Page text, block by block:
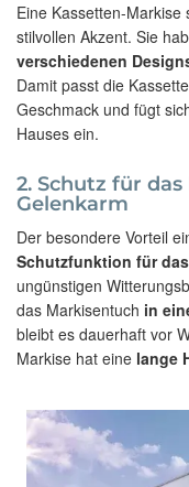
Eine Kassetten-
stilvollen Akzent. Sie
verschiedenen
Damit passt die
Geschmack und fügt
Hauses ein.
2. Schutz für
Gelenkarm
Der besondere Vorteil
Schutzfunktion für
ungünstigen
das Markisentuch in
bleibt es dauerhaft vor
Markise hat eine lange